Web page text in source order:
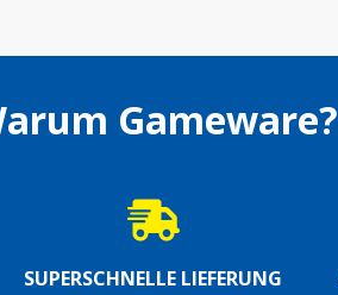
Gameware?
SUPERSCHNELLE LIEFERUNG